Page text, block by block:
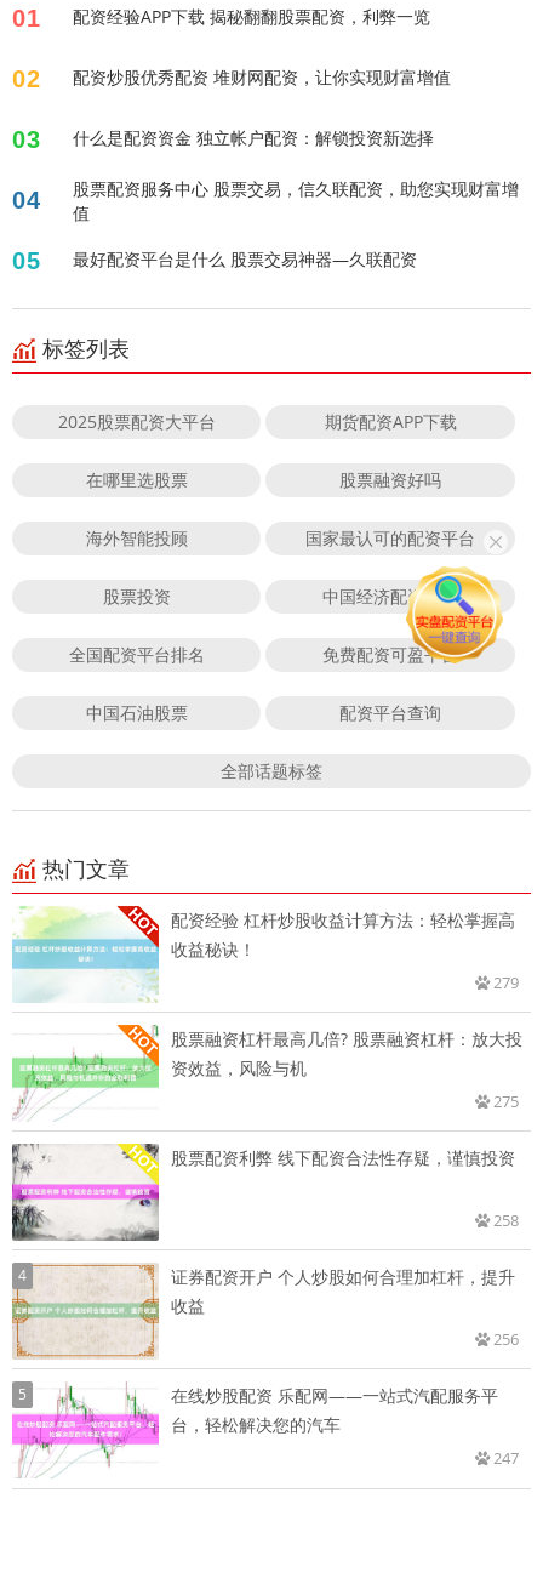
01 配资经验APP下载 揭秘翻翻股票配资，利弊一览
02 配资炒股优秀配资 堆财网配资，让你实现财富增值
03 什么是配资资金 独立帐户配资：解锁投资新选择
04
股票配资服务中心 股票交易，信久联配资，助您实现财富增
值
05 最好配资平台是什么 股票交易神器—久联配资
标签列表
2025股票配资大平台 期货配资APP下载
在哪里选股票 股票融资好吗
海外智能投顾 国家最认可的配资平台
股票投资 中国经济配资平台
全国配资平台排名 免费配资可盈平台
中国石油股票 配资平台查询
全部话题标签
热门文章
配资经验 杠杆炒股收益计算方法：轻松掌握高
收益秘诀！
279
股票融资杠杆最高几倍? 股票融资杠杆：放大投
资效益，风险与机
275
股票配资利弊 线下配资合法性存疑，谨慎投资
258
4
证券配资开户 个人炒股如何合理加杠杆，提升
收益
256
5
在线炒股配资 乐配网——一站式汽配服务平
台，轻松解决您的汽车
247